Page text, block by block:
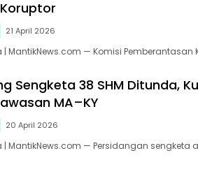
21 April 2026
| MantikNews.com — Komisi Pemberantasan
Sengketa 38 SHM Ditunda,
MA–KY
20 April 2026
| MantikNews.com — Persidangan sengketa